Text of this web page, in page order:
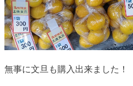
無事に文旦も購入出来ました！